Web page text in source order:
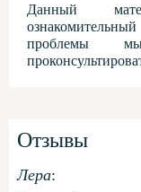
Данный
проблемы мы
Отзывы
Лера: